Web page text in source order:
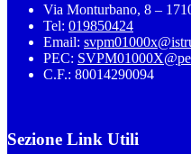
Via Monturbano, 8 –
Tel: 019850424
Email:
PEC:
C.F.: 80014290094
Sezione Link Utili